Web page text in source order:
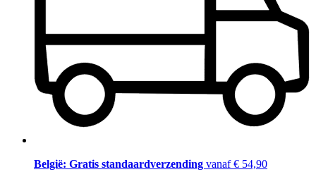
België: Gratis standaardverzending vanaf € 54,90